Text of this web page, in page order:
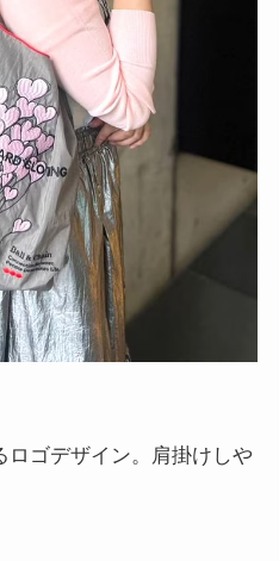
ロゴデザイン。肩掛けしや